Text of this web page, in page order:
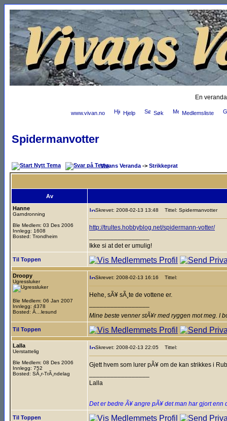
En
www.vivan.no Hjelp Søk Medlemsliste
Spidermanvotter
Vivans Veranda -> Strikkeprat
Av
Hanne
Garndronning
Ble Medlem: 03 Des 2006
Innlegg: 1608
Bosted: Trondheim
Skrevet: 2008-02-13 13:48 Tittel: Spidermanvotter
http://trultes.hobbyblog.net/spidermann-votter/
Ikke si at det er umulig!
Til Toppen
Droopy
Ugressluker
Ble Medlem: 06 Jan 2007
Innlegg: 4378
Bosted: Ã…lesund
Skrevet: 2008-02-13 16:16 Tittel:
Hehe, sÃ¥ sÃ¸te de vottene er.
Mine beste venner stÃ¥r med ryggen mot meg. I
Til Toppen
Lalla
Uerstattelig
Ble Medlem: 08 Des 2006
Innlegg: 752
Bosted: SÃ¸r-TrÃ¸ndelag
Skrevet: 2008-02-13 22:05 Tittel:
Gjett hvem som lurer pÃ¥ om de kan strikkes i
Lalla
Det er bedre Ã¥ angre pÃ¥ det man har gjort enn
Til Toppen